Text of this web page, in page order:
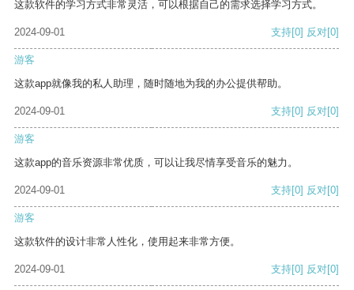
这款软件的学习方式非常灵活，可以根据自己的需求选择学习方式。
2024-09-01 支持[0] 反对[0]
游客
这款app就像我的私人助理，随时随地为我的办公提供帮助。
2024-09-01 支持[0] 反对[0]
游客
这款app的音乐资源非常优质，可以让我尽情享受音乐的魅力。
2024-09-01 支持[0] 反对[0]
游客
这款软件的设计非常人性化，使用起来非常方便。
2024-09-01 支持[0] 反对[0]